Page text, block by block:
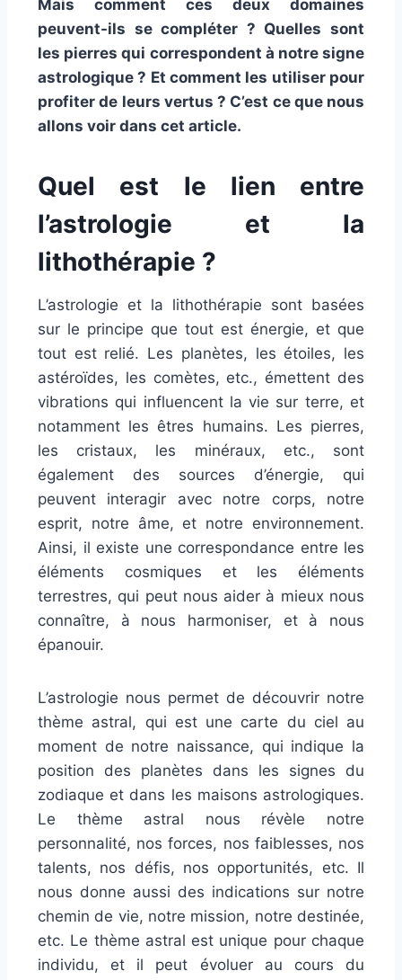
Mais comment ces deux domaines
peuvent-ils se compléter ? Quelles sont
les pierres qui correspondent à notre signe
astrologique ? Et comment les utiliser pour
profiter de leurs vertus ? C’est ce que nous
allons voir dans cet article.
Quel est le lien entre
l’astrologie et la
lithothérapie ?
L’astrologie et la lithothérapie sont basées
sur le principe que tout est énergie, et que
tout est relié. Les planètes, les étoiles, les
astéroïdes, les comètes, etc., émettent des
vibrations qui influencent la vie sur terre, et
notamment les êtres humains. Les pierres,
les cristaux, les minéraux, etc., sont
également des sources d’énergie, qui
peuvent interagir avec notre corps, notre
esprit, notre âme, et notre environnement.
Ainsi, il existe une correspondance entre les
éléments cosmiques et les éléments
terrestres, qui peut nous aider à mieux nous
connaître, à nous harmoniser, et à nous
épanouir.
L’astrologie nous permet de découvrir notre
thème astral, qui est une carte du ciel au
moment de notre naissance, qui indique la
position des planètes dans les signes du
zodiaque et dans les maisons astrologiques.
Le thème astral nous révèle notre
personnalité, nos forces, nos faiblesses, nos
talents, nos défis, nos opportunités, etc. Il
nous donne aussi des indications sur notre
chemin de vie, notre mission, notre destinée,
etc. Le thème astral est unique pour chaque
individu, et il peut évoluer au cours du